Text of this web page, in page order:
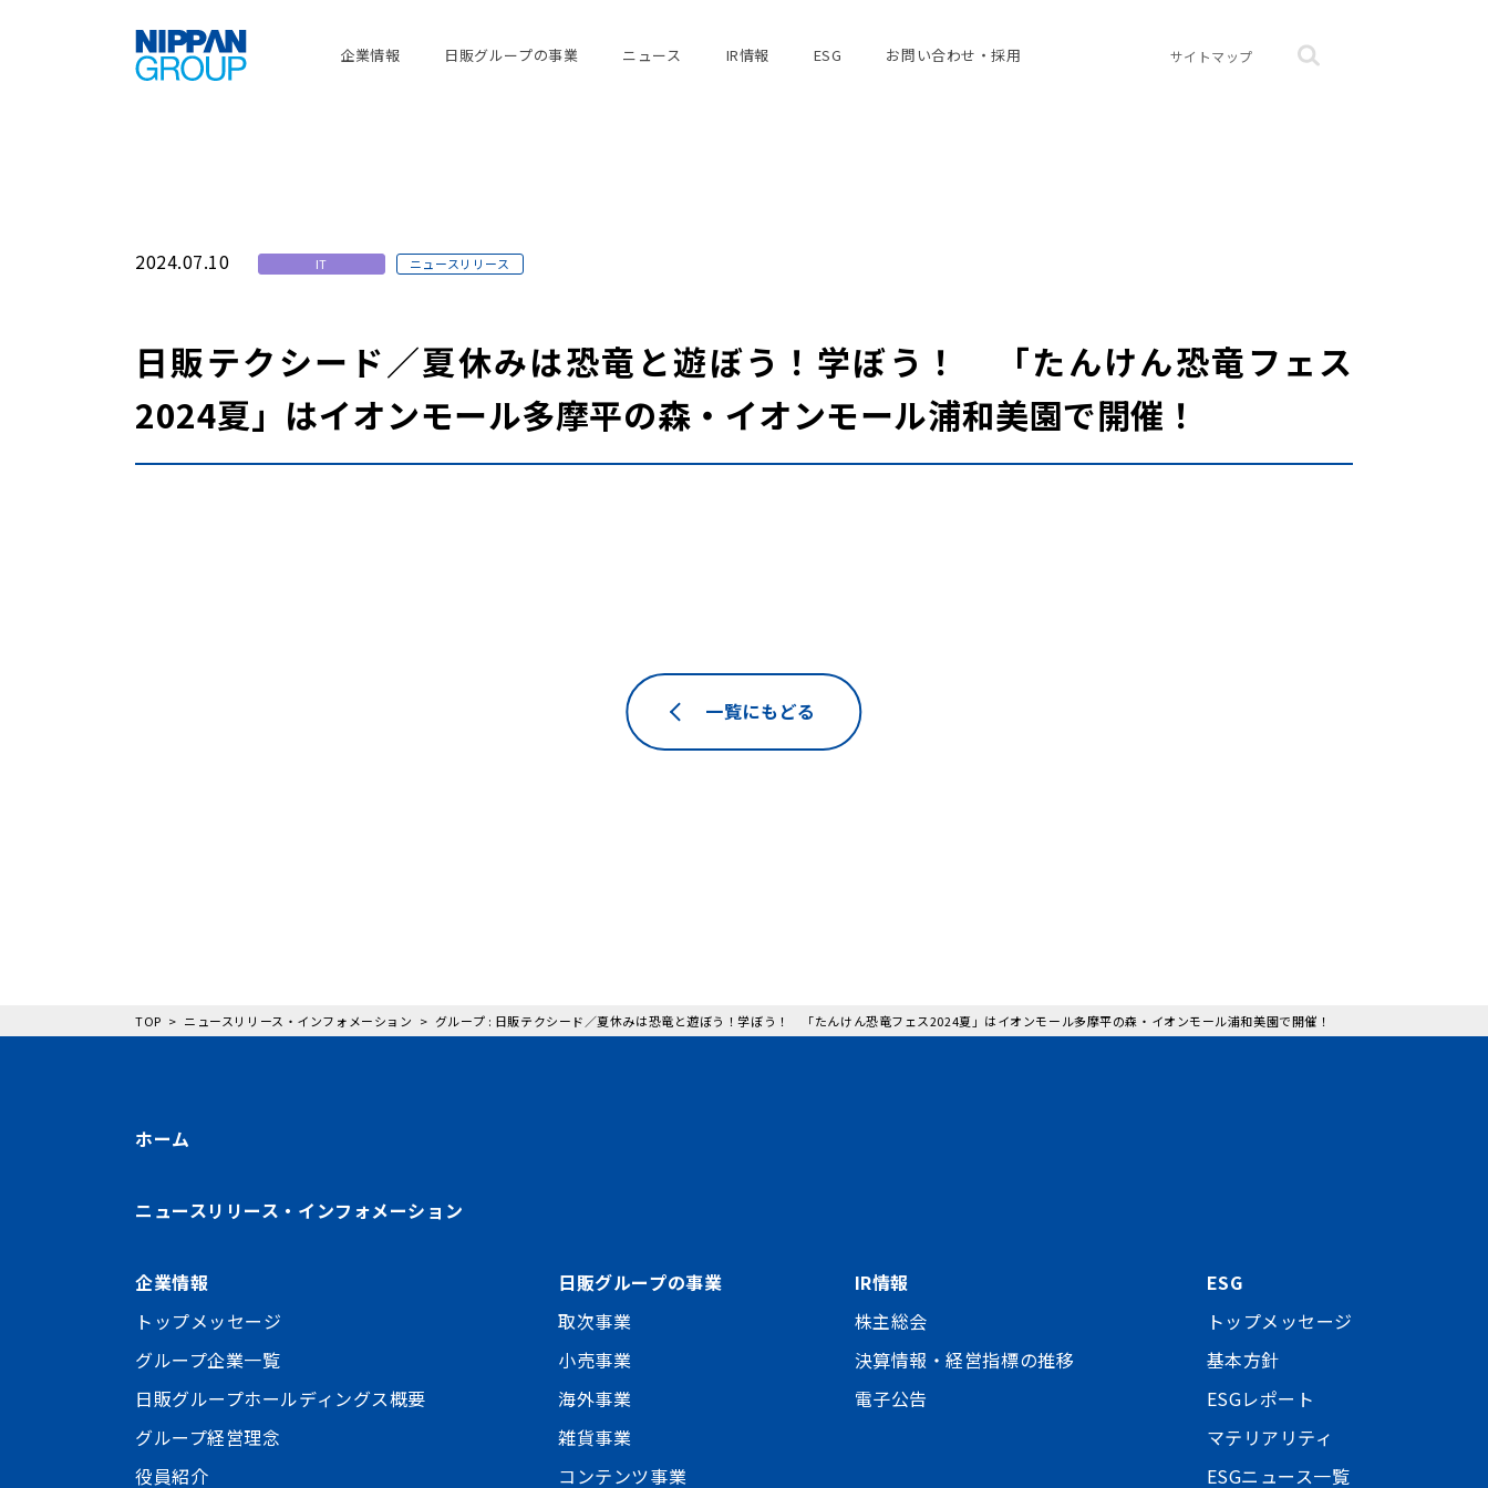
企業情報 日販グループの事業 ニュース IR情報 ESG お問い合わせ・採用 サイトマップ
2024.07.10 IT ニュースリリース
日販テクシード／夏休みは恐竜と遊ぼう！学ぼう！ 「たんけん恐竜フェス
2024夏」はイオンモール多摩平の森・イオンモール浦和美園で開催！
一覧にもどる
TOP ニュースリリース・インフォメーション グループ : 日販テクシード／夏休みは恐竜と遊ぼう！学ぼう！ 「たんけん恐竜フェス2024夏」はイオンモール多摩平の森・イオンモール浦和美園で開催！
ホーム
ニュースリリース・インフォメーション
企業情報
トップメッセージ
グループ企業一覧
日販グループホールディングス概要
グループ経営理念
役員紹介
日販グループの事業
取次事業
小売事業
海外事業
雑貨事業
コンテンツ事業
IR情報
株主総会
決算情報・経営指標の推移
電子公告
ESG
トップメッセージ
基本方針
ESGレポート
マテリアリティ
ESGニュース一覧